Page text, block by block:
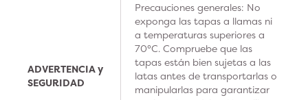
ADVERTENCIA y
SEGURIDAD
Precauciones generales: No
exponga las tapas a llamas ni
a temperaturas superiores a
70°C. Compruebe que las
tapas están bien sujetas a las
latas antes de transportarlas o
manipularlas para garantizar